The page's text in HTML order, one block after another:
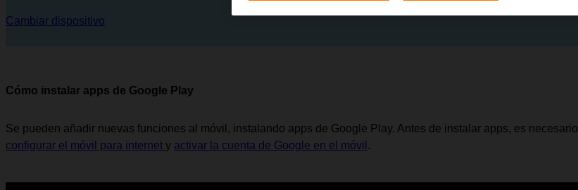
Cambiar dispositivo
Cómo instalar apps de Google Play
Se pueden añadir nuevas funciones al móvil, instalando apps de Google Play. Antes de instalar apps, es necesario
configurar el móvil para internet y activar la cuenta de Google en el móvil .